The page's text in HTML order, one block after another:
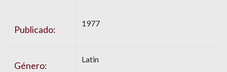
Publicado:
1977
Género:
Latin